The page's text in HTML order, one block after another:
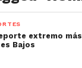
extremo
Bajos